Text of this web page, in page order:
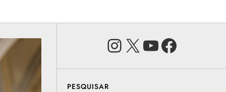
Instagram
X Youtube
PESQUISAR